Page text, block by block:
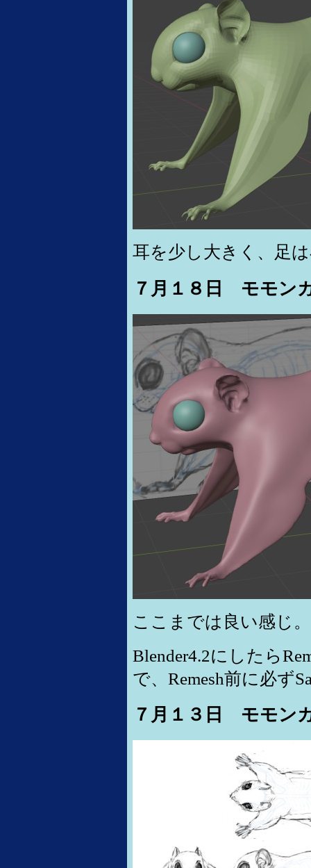
耳を少し大きく、足
７月１８日 モモン
ここまでは良い感じ
Blender4.2にしたら
で、Remesh前に必ず
７月１３日 モモン